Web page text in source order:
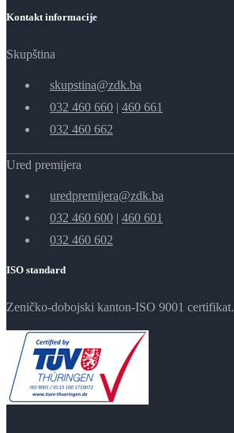
Kontakt informacije
Skupština
skupstina@zdk.ba
032 460 660 | 460 661
032 460 662
Ured premijera
uredpremijera@zdk.ba
032 460 600 | 460 601
032 460 602
ISO standard
Zeničko-dobojski kanton-ISO 9001 certifikat.